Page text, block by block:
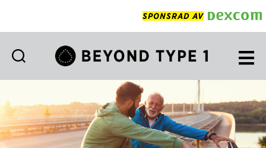
SPONSRAD AV
Type
1
Swedish